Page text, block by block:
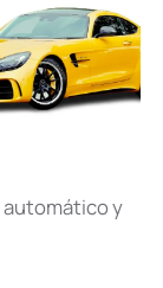
automático y